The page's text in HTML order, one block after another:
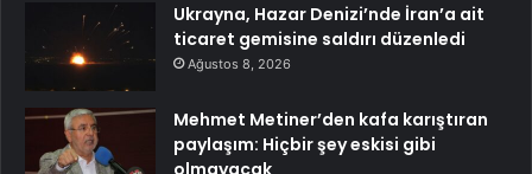
Ukrayna, Hazar Denizi’nde İran’a ait
ticaret gemisine saldırı düzenledi
Ağustos 8, 2026
Mehmet Metiner’den kafa karıştıran
paylaşım: Hiçbir şey eskisi gibi
olmayacak